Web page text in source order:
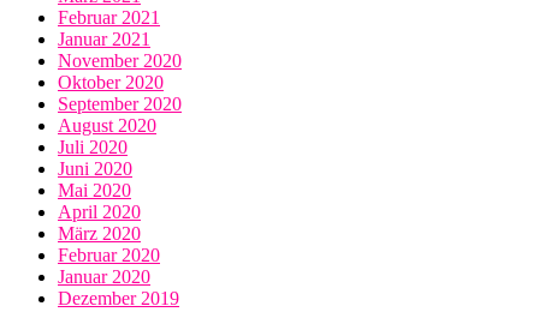
Februar 2021
Januar 2021
November 2020
Oktober 2020
September 2020
August 2020
Juli 2020
Juni 2020
Mai 2020
April 2020
März 2020
Februar 2020
Januar 2020
Dezember 2019